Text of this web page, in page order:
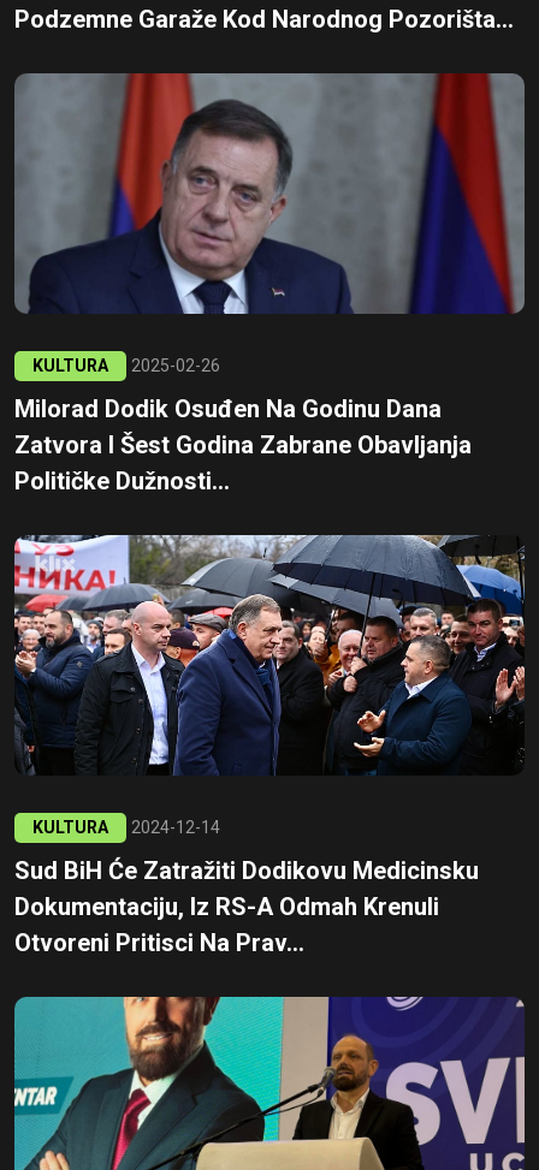
Podzemne Garaže Kod Narodnog Pozorišta...
KULTURA 2025-02-26
Milorad Dodik Osuđen Na Godinu Dana
Zatvora I Šest Godina Zabrane Obavljanja
Političke Dužnosti...
KULTURA 2024-12-14
Sud BiH Će Zatražiti Dodikovu Medicinsku
Dokumentaciju, Iz RS-A Odmah Krenuli
Otvoreni Pritisci Na Prav...